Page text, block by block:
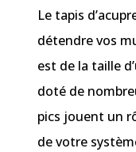
Le tapis
détendre vos
est de la taille
doté de
pics jouent un
de votre